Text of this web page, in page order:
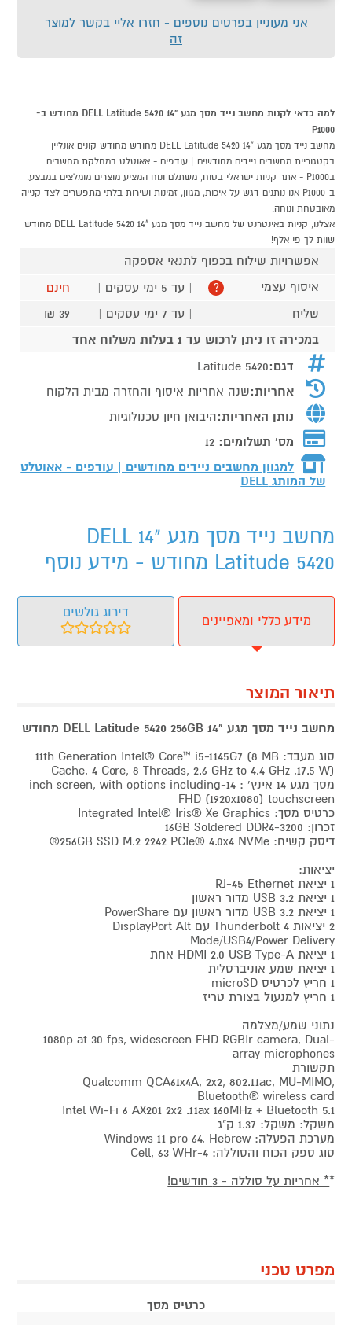
אני מעוניין בפרטים נוספים - חזרו אליי בקשר למוצר
זה
למה כדאי לקנות מחשב נייד מסך מגע "14 DELL Latitude 5420 מחודש ב-
P1000
מחשב נייד מסך מגע "14 DELL Latitude 5420 מחודש מחודש קונים אונליין
בקטגוריית מחשבים ניידים מחודשים | עודפים - אאוטלט במחלקת מחשבים
בP1000 - אתר קניות ישראלי בטוח, משתלם ונוח המציע מוצרים מומלצים במבצע.
ב-P1000 אנו נותנים דגש על איכות, מגוון, זמינות ושירות בלתי מתפשרים לצד קנייה
מאובטחת ונוחה.
אצלנו, קניות באינטרנט של מחשב נייד מסך מגע "14 DELL Latitude 5420 מחודש
שוות לך פי אלף!
אפשרויות שילוח בכפוף לתנאי אספקה
איסוף עצמי
? | עד 5 ימי עסקים |
חינם
שליח
| עד 7 ימי עסקים |
39 ₪
במכירה זו ניתן לרכוש עד 1 בעלות משלוח אחד
דגם:Latitude 5420
אחריות:שנה אחריות איסוף והחזרה מבית הלקוח
נותן האחריות:היבואן חיון טכנולוגיות
מס' תשלומים: 12
למגוון מחשבים ניידים מחודשים | עודפים - אאוטלט
של המותג DELL
מחשב נייד מסך מגע "14 DELL
Latitude 5420 מחודש - מידע נוסף
מידע כללי ומאפיינים
דירוג גולשים
תיאור המוצר
מחשב נייד מסך מגע "14 DELL Latitude 5420 256GB מחודש
סוג מעבד: 11th Generation Intel® Core™ i5-1145G7 (8 MB
Cache, 4 Core, 8 Threads, 2.6 GHz to 4.4 GHz ,17.5 W)
מסך מגע 14 אינץ' : 14-inch screen, with options including
FHD (1920x1080) touchscreen
כרטיס מסך: Integrated Intel® Iris® Xe Graphics
זכרון: 16GB Soldered DDR4-3200
דיסק קשיח: 256GB SSD M.2 2242 PCIe® 4.0x4 NVMe®
יציאות:
1 יציאת RJ-45 Ethernet
1 יציאת USB 3.2 מדור ראשון
1 יציאת USB 3.2 מדור ראשון עם PowerShare‏
2 יציאות Thunderbolt 4 עם DisplayPort Alt
Mode/USB4/Power Delivery
1 יציאת HDMI 2.0 USB Type-A אחת
1 יציאת שמע אוניברסלית
1 חריץ לכרטיס microSD
1 חריץ למנעול בצורת טריז
נתוני שמע/מצלמה
1080p at 30 fps, widescreen FHD RGBIr camera, Dual-
array microphones
תקשורת
Qualcomm QCA61x4A, 2x2, 802.11ac, MU-MIMO,
Bluetooth® wireless card
Intel Wi-Fi 6 AX201 2x2 .11ax 160MHz + Bluetooth 5.1
משקל: משקל: 1.37 ק"ג
מערכת הפעלה: Windows 11 pro 64, Hebrew
סוג ספק הכוח והסוללה: 4-Cell, 63 WHr
** אחריות על סוללה - 3 חודשים!
מפרט טכני
כרטיס מסך